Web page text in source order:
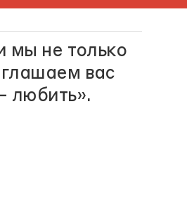
мы не только
вас
любить».